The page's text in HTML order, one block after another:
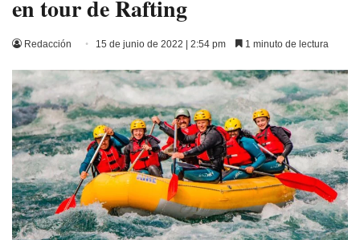
en tour de Rafting
Redacción 15 de junio de 2022 | 2:54 pm 1 minuto de lectura